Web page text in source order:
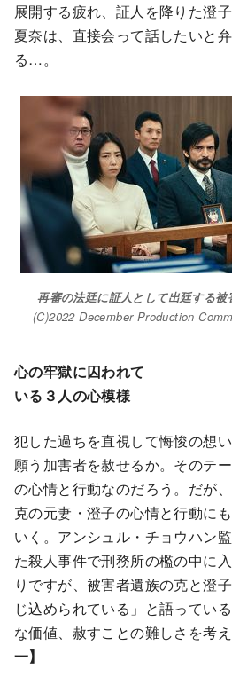
展開する疲れ、証人を降りた澄
夏奈は、直接会って話したいと
る…。
再審の法廷に証人として出廷する
(C)2022 December Production
心の牢獄に囚われて
いる３人の心模様
犯した過ちを直視して悔悛の想
願う加害者を赦せるか。そのテ
の心情と行動なのだろう。だが
克の元妻・澄子の心情と行動に
いく。アンシュル・チョウハン
た殺人事件で刑務所の檻の中に
りですが、被害者遺族の克と澄
じ込められている」と語ってい
な価値、赦すことの難しさを考え
一】